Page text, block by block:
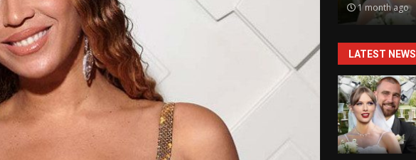
1 month ago 9 months ago
LATEST NEWS